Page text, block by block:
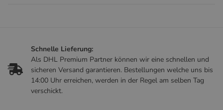
Schnelle Lieferung:
Als DHL Premium Partner können wir eine schnellen und
sicheren Versand garantieren. Bestellungen welche uns bis
14:00 Uhr erreichen, werden in der Regel am selben Tag
verschickt.